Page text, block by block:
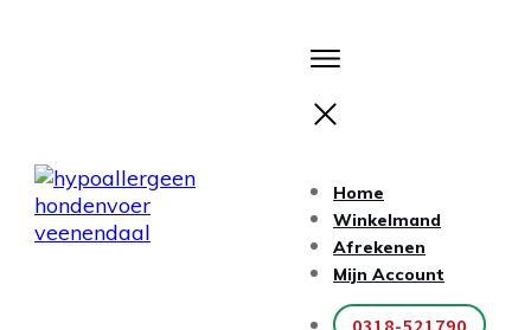
Home
Winkelmand
Afrekenen
Mijn Account
0318-521790